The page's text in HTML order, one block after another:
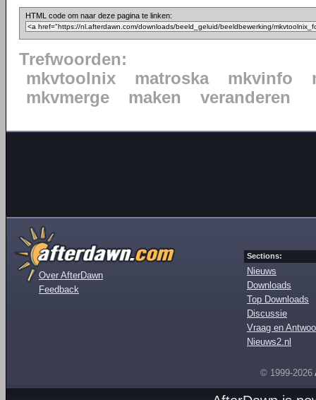
HTML code om naar deze pagina te linken:
Trefwoorden:
mkvtoolnix
matroska mkvinfo
mkvmerge
maken veranderen
Over AfterDawn
Feedback
Sections:
Nieuws
Downloads
Top Downloads
Discussie
Vraag en
Nieuws2.nl
© 1999-2026